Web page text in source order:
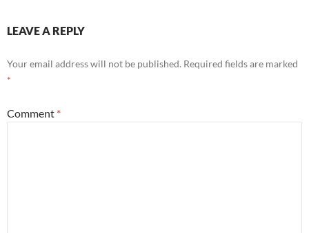
LEAVE A REPLY
Your email address will not be published. Required fields are marked
*
Comment *